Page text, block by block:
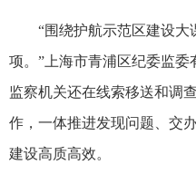
“围绕护航示范区建设大
项。”上海市青浦区纪委监
监察机关还在线索移送和调
作，一体推进发现问题、交
建设高质高效。